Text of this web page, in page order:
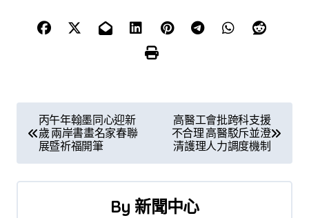
章
導
丙午年翰墨同心迎新
歲 兩岸書畫名家春聯
展暨祈福開筆
高醫工會批跨科支援
不合理 高醫駁斥並澄
清護理人力調度機制
By 新聞中心